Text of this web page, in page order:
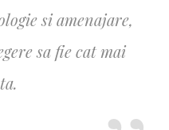
si amenajare,
sa fie cat mai